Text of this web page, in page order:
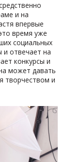
и на
впервые
время уже
социальных
и отвечает на
конкурсы и
может давать
творчеством и